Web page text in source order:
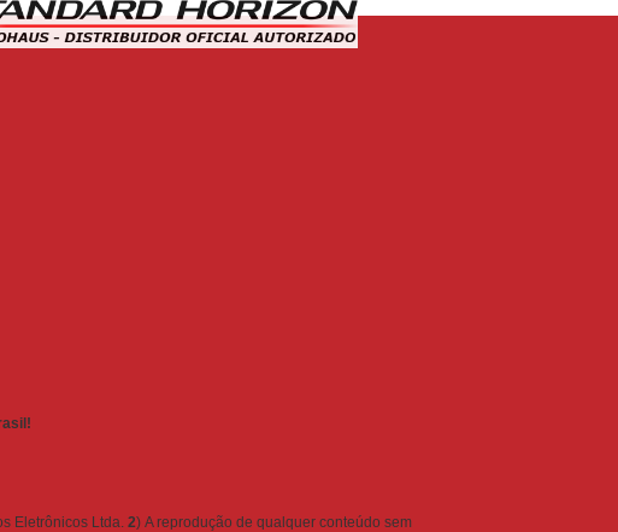
Eletrônicos Ltda. 2) A reprodução de qualquer conteúdo sem